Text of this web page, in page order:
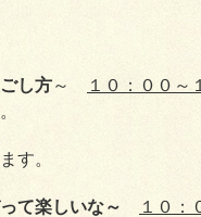
し方～
１０：００～
す。
て楽しいな～
１０：